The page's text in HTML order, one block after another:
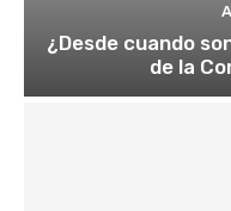
¿Desde cuando
de la